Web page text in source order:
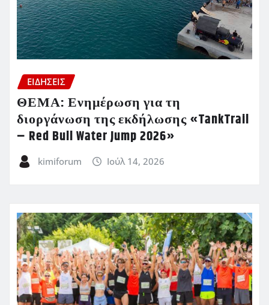
ΕΙΔΗΣΕΙΣ
ΘΕΜΑ: Ενημέρωση για τη
διοργάνωση της εκδήλωσης «TankTrail
– Red Bull Water Jump 2026»
kimiforum Ιούλ 14, 2026